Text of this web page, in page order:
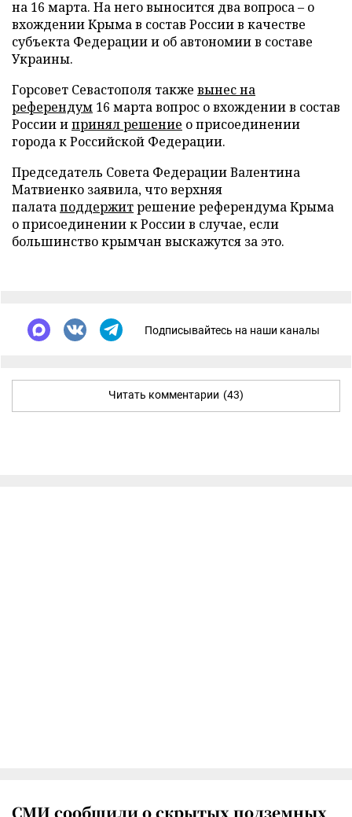
на 16 марта. На него выносится два вопроса – о
вхождении Крыма в состав России в качестве
субъекта Федерации и об автономии в составе
Украины.
Горсовет Севастополя также вынес на
референдум 16 марта вопрос о вхождении в состав
России ипринял решение о присоединении
города к Российской Федерации.
Председатель Совета Федерации Валентина
Матвиенко заявила, что верхняя
палатаподдержитрешение референдума Крыма
о присоединении к России в случае, если
большинство крымчан выскажутся за это.
Подписывайтесь на наши каналы
Читать комментарии (43)
СМИ сообщили о скрытых подземных